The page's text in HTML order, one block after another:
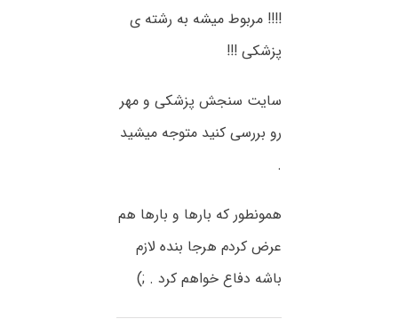
!!!! مربوط میشه به رشته ی
پزشکی !!!
سایت سنجش پزشکی و مهر
رو بررسی کنید متوجه میشید
.
همونطور که بارها و بارها هم
عرض کردم هرجا بنده لازم
باشه دفاع خواهم کرد . ;)